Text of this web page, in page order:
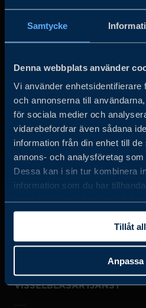
Samtycke
Denna webbplats använder
Vi använder enhetsidentifierare
och annonserna till
för sociala medier och
vidarebefordrar även sådana
information från din enhet till
annons- och analysföretag
Dessa kan i sin tur kombinera
information som du har
samlat in när du har använt
Tillåt
Anpassa
det privata näringslivet för att
öka sin globala försäljning och
investera och expandera i
JOBBA HOS OSS
OM OSS
VISSELBLÅSARTJÄNST